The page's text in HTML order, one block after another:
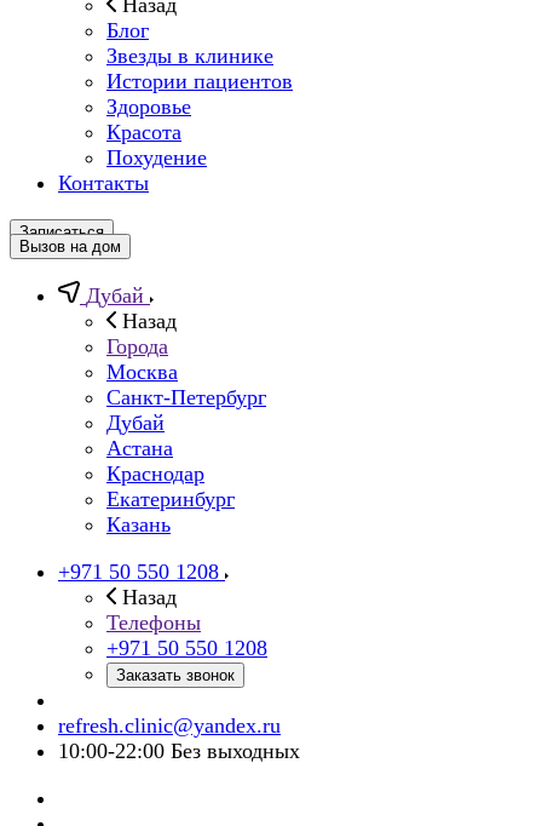
Назад
Блог
Звезды в клинике
Истории пациентов
Здоровье
Красота
Похудение
Контакты
Записаться
Вызов на дом
Дубай
Назад
Города
Москва
Санкт-Петербург
Дубай
Астана
Краснодар
Екатеринбург
Казань
+971 50 550 1208
Назад
Телефоны
+971 50 550 1208
Заказать звонок
refresh.clinic@yandex.ru
10:00-22:00 Без выходных